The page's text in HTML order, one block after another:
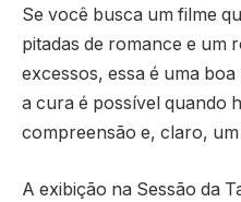
Se você busca um filme
pitadas de romance e um
excessos, essa é uma
a cura é possível quando
compreensão e, claro,
A exibição na Sessão da